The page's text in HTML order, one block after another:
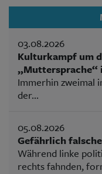
03.08.2026
Kulturkampf um
„Muttersprache“
Immerhin zweimal
der...
05.08.2026
Gefährlich
Während linke
rechts fahnden,